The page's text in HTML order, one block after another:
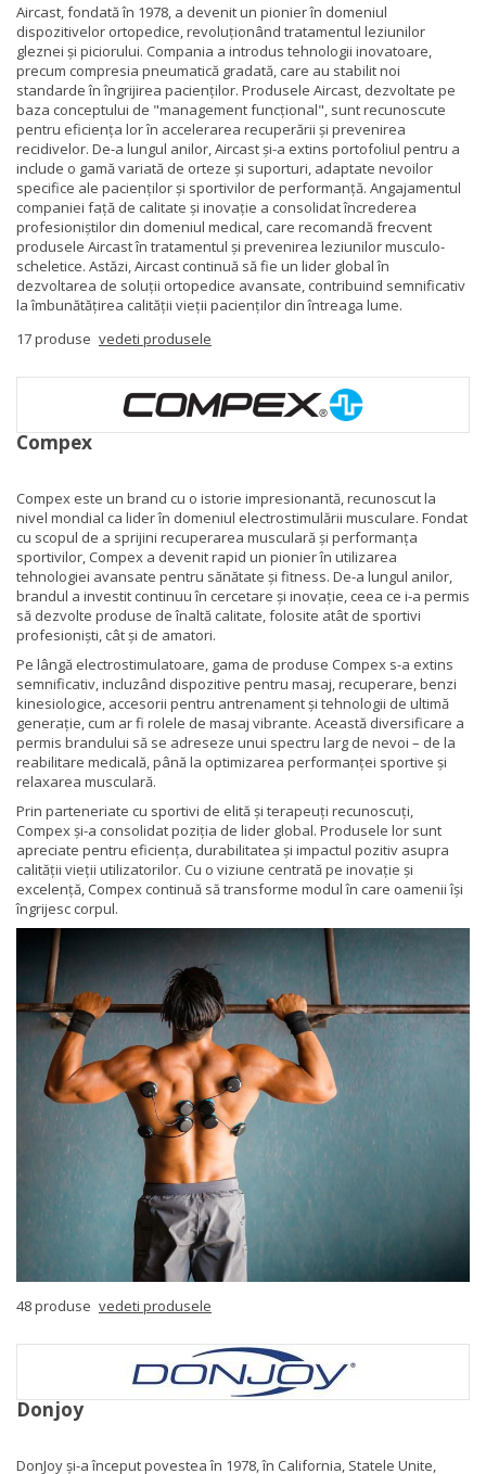
Aircast, fondată în 1978, a devenit un pionier în domeniul
dispozitivelor ortopedice, revoluționând tratamentul leziunilor
gleznei și piciorului. Compania a introdus tehnologii inovatoare,
precum compresia pneumatică gradată, care au stabilit noi
standarde în îngrijirea pacienților. Produsele Aircast, dezvoltate pe
baza conceptului de "management funcțional", sunt recunoscute
pentru eficiența lor în accelerarea recuperării și prevenirea
recidivelor. De-a lungul anilor, Aircast și-a extins portofoliul pentru a
include o gamă variată de orteze și suporturi, adaptate nevoilor
specifice ale pacienților și sportivilor de performanță. Angajamentul
companiei față de calitate și inovație a consolidat încrederea
profesioniștilor din domeniul medical, care recomandă frecvent
produsele Aircast în tratamentul și prevenirea leziunilor musculo-
scheletice. Astăzi, Aircast continuă să fie un lider global în
dezvoltarea de soluții ortopedice avansate, contribuind semnificativ
la îmbunătățirea calității vieții pacienților din întreaga lume.
17 produse vedeti produsele
Compex
Compex este un brand cu o istorie impresionantă, recunoscut la
nivel mondial ca lider în domeniul electrostimulării musculare. Fondat
cu scopul de a sprijini recuperarea musculară și performanța
sportivilor, Compex a devenit rapid un pionier în utilizarea
tehnologiei avansate pentru sănătate și fitness. De-a lungul anilor,
brandul a investit continuu în cercetare și inovație, ceea ce i-a permis
să dezvolte produse de înaltă calitate, folosite atât de sportivi
profesioniști, cât și de amatori.
Pe lângă electrostimulatoare, gama de produse Compex s-a extins
semnificativ, incluzând dispozitive pentru masaj, recuperare, benzi
kinesiologice, accesorii pentru antrenament și tehnologii de ultimă
generație, cum ar fi rolele de masaj vibrante. Această diversificare a
permis brandului să se adreseze unui spectru larg de nevoi – de la
reabilitare medicală, până la optimizarea performanței sportive și
relaxarea musculară.
Prin parteneriate cu sportivi de elită și terapeuți recunoscuți,
Compex și-a consolidat poziția de lider global. Produsele lor sunt
apreciate pentru eficiența, durabilitatea și impactul pozitiv asupra
calității vieții utilizatorilor. Cu o viziune centrată pe inovație și
excelență, Compex continuă să transforme modul în care oamenii își
îngrijesc corpul.
48 produse vedeti produsele
Donjoy
DonJoy și-a început povestea în 1978, în California, Statele Unite,